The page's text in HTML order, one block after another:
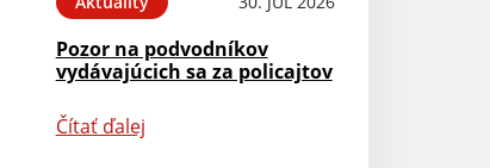
Pozor na podvodníkov
vydávajúcich sa za policajtov
Čítať ďalej